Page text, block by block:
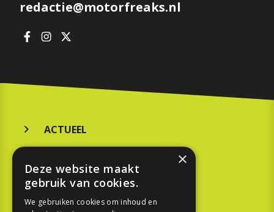
redactie@motorfreaks.nl
ACTUEEL
KOOPGIDS
TESTEN
×
Deze website maakt
gebruik van cookies.
We gebruiken cookies om inhoud en